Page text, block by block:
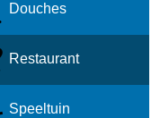
Douches
Restaurant
Speeltuin